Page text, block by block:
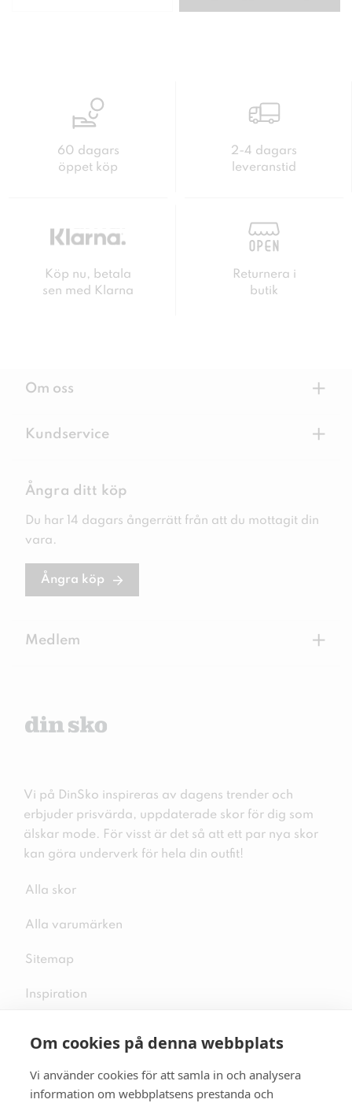
Om cookies på denna webbplats
Vi använder cookies för att samla in och analysera
information om webbplatsens prestanda och
60 dagars
öppet köp
2-4 dagars
leveranstid
Köp nu, betala
sen med Klarna
Returnera i
butik
Om oss +
Kundservice +
Ångra ditt köp
Du har 14 dagars ångerrätt från att du mottagit din
vara.
Ångra köp
Medlem +
Vi på DinSko inspireras av dagens trender och
erbjuder prisvärda, uppdaterade skor för dig som
älskar mode. För visst är det så att ett par nya skor
kan göra underverk för hela din outfit!
Alla skor
Alla varumärken
Sitemap
Inspiration
Följ oss på sociala medier